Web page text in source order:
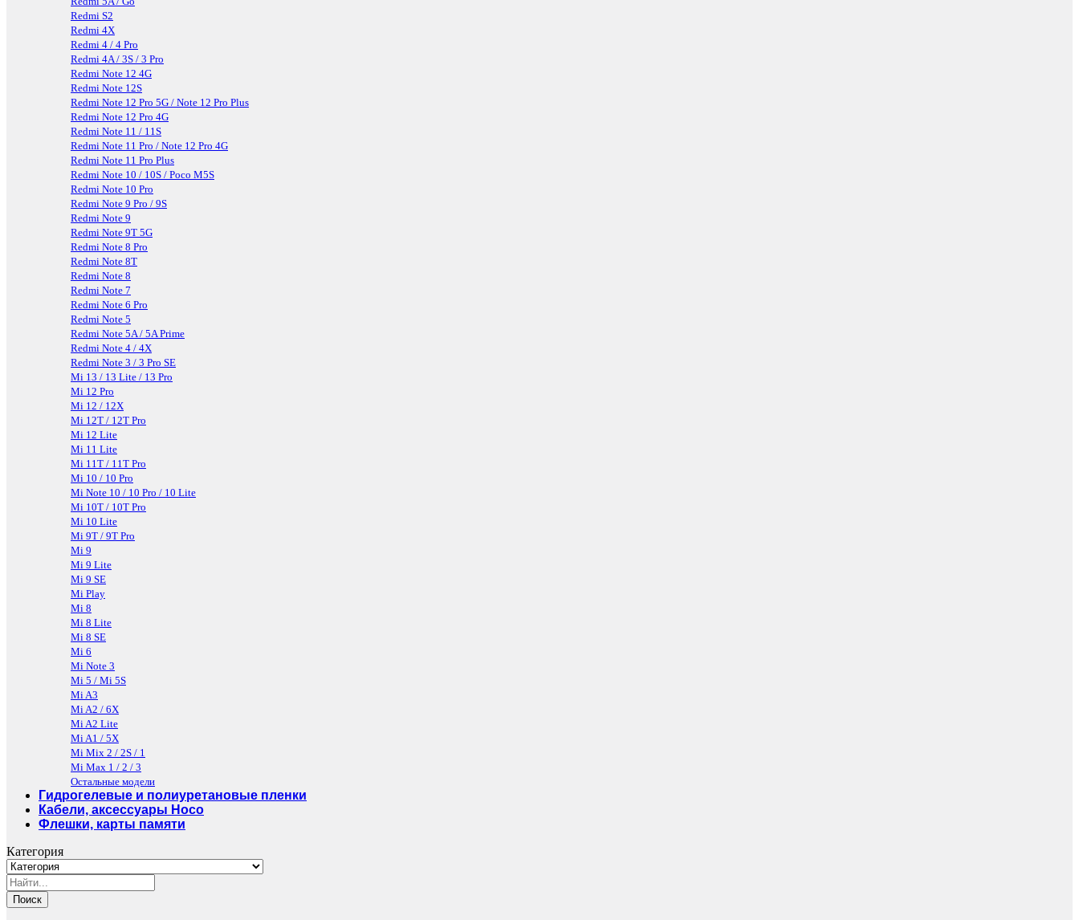
Redmi S2
Redmi 4X
Redmi 4 / 4 Pro
Redmi 4A / 3S / 3 Pro
Redmi Note 12 4G
Redmi Note 12S
Redmi Note 12 Pro 5G / Note 12 Pro Plus
Redmi Note 12 Pro 4G
Redmi Note 11 / 11S
Redmi Note 11 Pro / Note 12 Pro 4G
Redmi Note 11 Pro Plus
Redmi Note 10 / 10S / Poco M5S
Redmi Note 10 Pro
Redmi Note 9 Pro / 9S
Redmi Note 9
Redmi Note 9T 5G
Redmi Note 8 Pro
Redmi Note 8T
Redmi Note 8
Redmi Note 7
Redmi Note 6 Pro
Redmi Note 5
Redmi Note 5A / 5A Prime
Redmi Note 4 / 4X
Redmi Note 3 / 3 Pro SE
Mi 13 / 13 Lite / 13 Pro
Mi 12 Pro
Mi 12 / 12X
Mi 12T / 12T Pro
Mi 12 Lite
Mi 11 Lite
Mi 11T / 11T Pro
Mi 10 / 10 Pro
Mi Note 10 / 10 Pro / 10 Lite
Mi 10T / 10T Pro
Mi 10 Lite
Mi 9T / 9T Pro
Mi 9
Mi 9 Lite
Mi 9 SE
Mi Play
Mi 8
Mi 8 Lite
Mi 8 SE
Mi 6
Mi Note 3
Mi 5 / Mi 5S
Mi A3
Mi A2 / 6X
Mi A2 Lite
Mi A1 / 5X
Mi Mix 2 / 2S / 1
Mi Max 1 / 2 / 3
Остальные модели
Гидрогелевые и полиуретановые пленки
Кабели, аксессуары Hoco
Флешки, карты памяти
Категория
Поиск